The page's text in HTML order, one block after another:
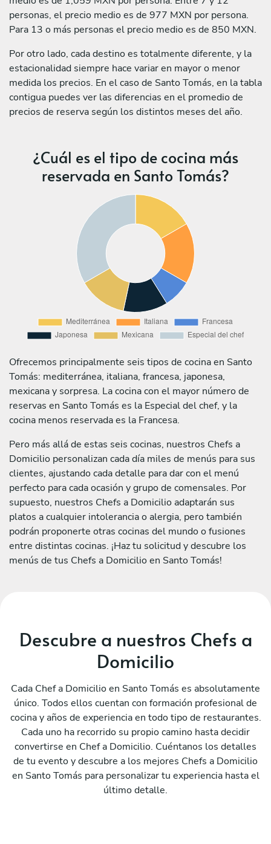
personas, el precio medio es de 977 MXN por persona.
Para 13 o más personas el precio medio es de 850 MXN.
Por otro lado, cada destino es totalmente diferente, y la
estacionalidad siempre hace variar en mayor o menor
medida los precios. En el caso de Santo Tomás, en la tabla
contigua puedes ver las diferencias en el promedio de
precios de reserva según los distintos meses del año.
¿Cuál es el tipo de cocina más
reservada en Santo Tomás?
Ofrecemos principalmente seis tipos de cocina en Santo
Tomás: mediterránea, italiana, francesa, japonesa,
mexicana y sorpresa. La cocina con el mayor número de
reservas en Santo Tomás es la Especial del chef, y la
cocina menos reservada es la Francesa.
Pero más allá de estas seis cocinas, nuestros Chefs a
Domicilio personalizan cada día miles de menús para sus
clientes, ajustando cada detalle para dar con el menú
perfecto para cada ocasión y grupo de comensales. Por
supuesto, nuestros Chefs a Domicilio adaptarán sus
platos a cualquier intolerancia o alergia, pero también
podrán proponerte otras cocinas del mundo o fusiones
entre distintas cocinas. ¡Haz tu solicitud y descubre los
menús de tus Chefs a Domicilio en Santo Tomás!
Descubre a nuestros Chefs a
Domicilio
Cada Chef a Domicilio en Santo Tomás es absolutamente
único. Todos ellos cuentan con formación profesional de
cocina y años de experiencia en todo tipo de restaurantes.
Cada uno ha recorrido su propio camino hasta decidir
convertirse en Chef a Domicilio. Cuéntanos los detalles
de tu evento y descubre a los mejores Chefs a Domicilio
en Santo Tomás para personalizar tu experiencia hasta el
último detalle.